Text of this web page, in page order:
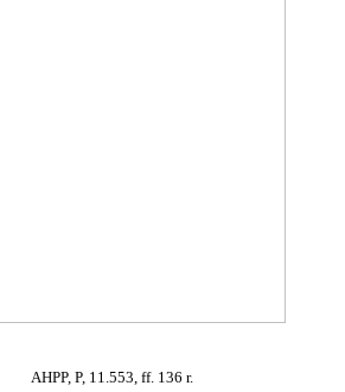
AHPP, P, 11.553, ff. 136 r.